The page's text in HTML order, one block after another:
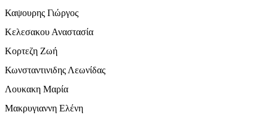
Καψουρης Γιώργος
Κελεσακου Αναστασία
Κορτεζη Ζωή
Κωνσταντινιδης Λεωνίδας
Λουκακη Μαρία
Μακρυγιαννη Ελένη